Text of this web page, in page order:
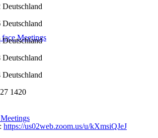
face Meetings
Deutschland
Deutschland
Deutschland
Deutschland
Deutschland
1420
https://us02web.zoom.us/u/kXmsiQJeJ